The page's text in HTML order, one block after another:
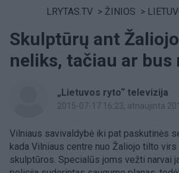
LRYTAS.TV > ŽINIOS >
Skulptūrų ant
neliks, tačiau ar bus
„Lietuvos ryto“ televizija
2015-07-17 16:23, atnaujinta
Vilniaus savivaldybė iki pat paskutinės
kada Vilniaus centre nuo Žaliojo tilto
skulptūros. Specialūs joms vežti narvai